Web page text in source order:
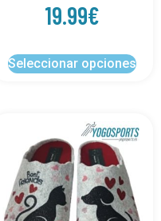
19.99€
Seleccionar opciones